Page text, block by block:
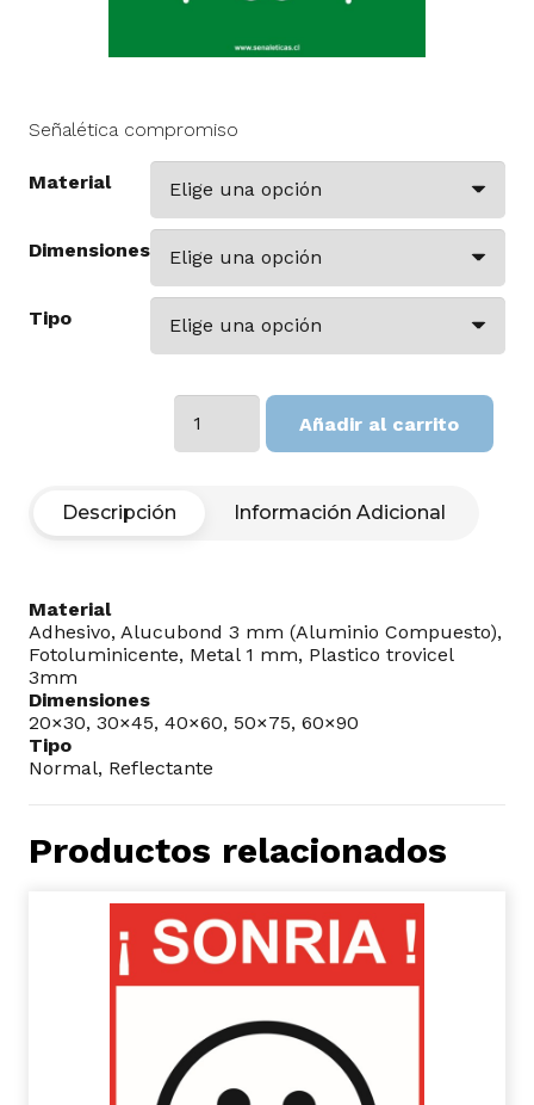
Señalética compromiso
Material
Dimensiones
Tipo
COMPROMISO
cantidad
Añadir al carrito
Descripción Información Adicional
Material
Adhesivo, Alucubond 3 mm (Aluminio Compuesto),
Fotoluminicente, Metal 1 mm, Plastico trovicel
3mm
Dimensiones
20×30, 30×45, 40×60, 50×75, 60×90
Tipo
Normal, Reflectante
Productos relacionados